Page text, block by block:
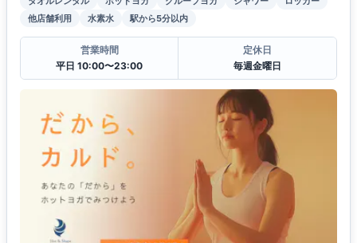
他店舗利用
水素水 駅から5分以内
営業時間
平日 10:00〜23:00
定休日
毎週金曜日